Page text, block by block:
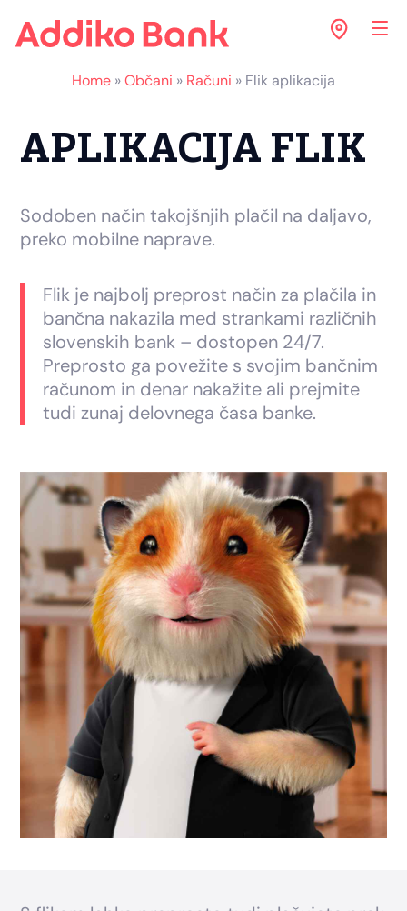
Home »Občani » Računi » Flik aplikacija
APLIKACIJA FLIK
Sodoben način takojšnjih plačil na daljavo,
preko mobilne naprave.
Flik je najbolj preprost način za plačila in
bančna nakazila med strankami različnih
slovenskih bank – dostopen 24/7.
Preprosto ga povežite s svojim bančnim
računom in denar nakažite ali prejmite
tudi zunaj delovnega časa banke.